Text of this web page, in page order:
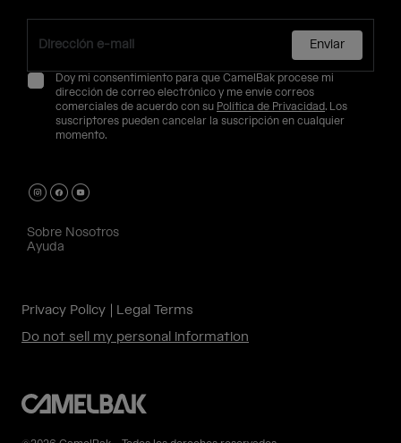
Enviar
Doy mi consentimiento para que CamelBak procese mi
dirección de correo electrónico y me envíe correos
comerciales de acuerdo con su Política de Privacidad. Los
suscriptores pueden cancelar la suscripción en cualquier
momento.
Sobre Nosotros
Ayuda
Privacy Policy
Legal Terms
Do not sell my personal information